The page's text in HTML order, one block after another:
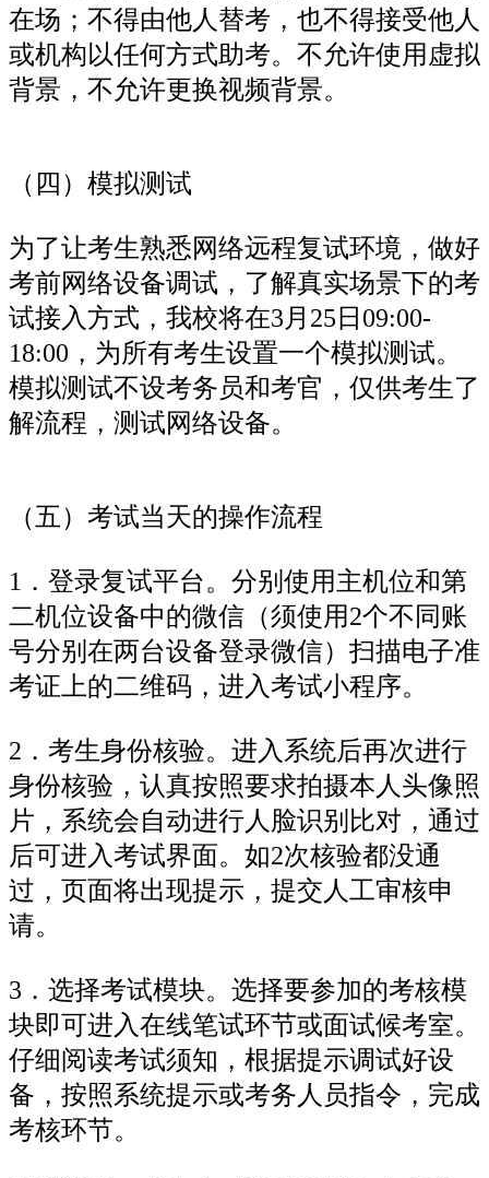
在场；不得由他人替考，也不得接受他人
或机构以任何方式助考。不允许使用虚拟
背景，不允许更换视频背景。
（四）模拟测试
为了让考生熟悉网络远程复试环境，做好
考前网络设备调试，了解真实场景下的考
试接入方式，我校将在3月25日09:00-
18:00，为所有考生设置一个模拟测试。
模拟测试不设考务员和考官，仅供考生了
解流程，测试网络设备。
（五）考试当天的操作流程
1．登录复试平台。分别使用主机位和第
二机位设备中的微信（须使用2个不同账
号分别在两台设备登录微信）扫描电子准
考证上的二维码，进入考试小程序。
2．考生身份核验。进入系统后再次进行
身份核验，认真按照要求拍摄本人头像照
片，系统会自动进行人脸识别比对，通过
后可进入考试界面。如2次核验都没通
过，页面将出现提示，提交人工审核申
请。
3．选择考试模块。选择要参加的考核模
块即可进入在线笔试环节或面试候考室。
仔细阅读考试须知，根据提示调试好设
备，按照系统提示或考务人员指令，完成
考核环节。